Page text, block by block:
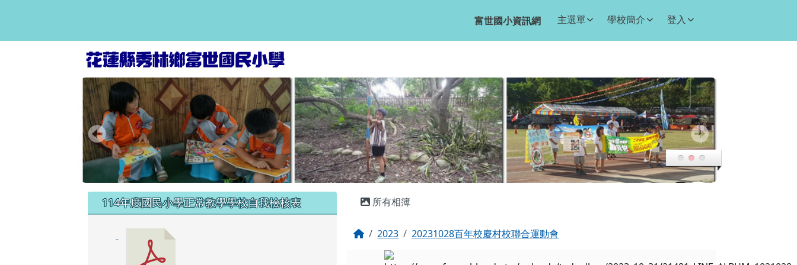
富世國小資訊網 主選單 學校簡介 登入
左邊區域內容
114年度國民小學正常教學學校自我檢核表 主內容區域
所有相簿
回首頁
2023 20231028百年校慶村校聯合運動會